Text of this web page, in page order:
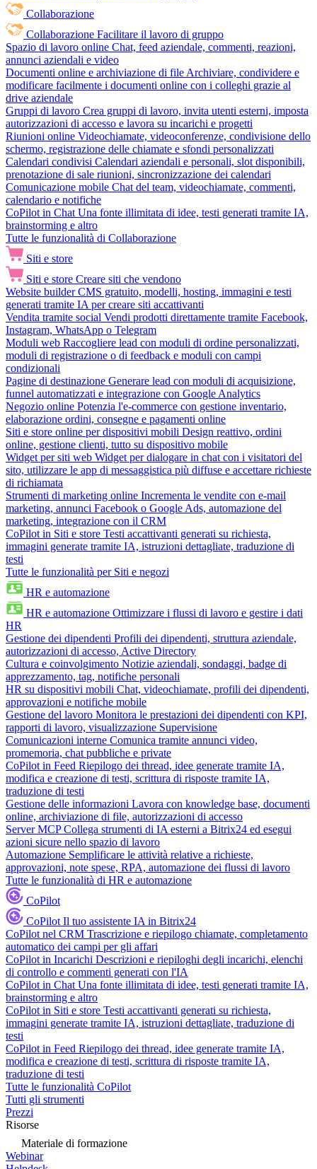
Collaborazione
Collaborazione Facilitare il lavoro di gruppo
Spazio di lavoro online Chat, feed aziendale, commenti, reazioni,
annunci aziendali e video
Documenti online e archiviazione di file Archiviare, condividere e
modificare facilmente i documenti online con i colleghi grazie al
drive aziendale
Gruppi di lavoro Crea gruppi di lavoro, invita utenti esterni, imposta
autorizzazioni di accesso e lavora su incarichi e progetti
Riunioni online Videochiamate, videoconferenze, condivisione dello
schermo, registrazione delle chiamate e sfondi personalizzati
Calendari condivisi Calendari aziendali e personali, slot disponibili,
prenotazione di sale riunioni, sincronizzazione dei calendari
Comunicazione mobile Chat del team, videochiamate, commenti,
calendario e notifiche
CoPilot in Chat Una fonte illimitata di idee, testi generati tramite IA,
brainstorming e altro
Tutte le funzionalità di Collaborazione
Siti e store
Siti e store Creare siti che vendono
Website builder CMS gratuito, modelli, hosting, immagini e testi
generati tramite IA per creare siti accattivanti
Vendita tramite social Vendi prodotti direttamente tramite Facebook,
Instagram, WhatsApp o Telegram
Moduli web Raccogliere lead con moduli di ordine personalizzati,
moduli di registrazione o di feedback e moduli con campi
condizionali
Pagine di destinazione Generare lead con moduli di acquisizione,
funnel automatizzati e integrazione con Google Analytics
Negozio online Potenzia l'e-commerce con gestione inventario,
elaborazione ordini, consegne e pagamenti online
Siti e store online per dispositivi mobili Design reattivo, ordini
online, gestione clienti, tutto su dispositivo mobile
Widget per siti web Widget per dialogare in chat con i visitatori del
sito, utilizzare le app di messaggistica più diffuse e accettare richieste
di richiamata
Strumenti di marketing online Incrementa le vendite con e-mail
marketing, annunci Facebook o Google Ads, automazione del
marketing, integrazione con il CRM
CoPilot in Siti e store Testi accattivanti generati su richiesta,
immagini generate tramite IA, istruzioni dettagliate, traduzione di
testi
Tutte le funzionalità per Siti e negozi
HR e automazione
HR e automazione Ottimizzare i flussi di lavoro e gestire i dati
HR
Gestione dei dipendenti Profili dei dipendenti, struttura aziendale,
autorizzazioni di accesso, Active Directory
Cultura e coinvolgimento Notizie aziendali, sondaggi, badge di
apprezzamento, tag, notifiche personali
HR su dispositivi mobili Chat, videochiamate, profili dei dipendenti,
approvazioni e notifiche mobile
Gestione del lavoro Monitora le prestazioni dei dipendenti con KPI,
rapporti di lavoro, visualizzazione Supervisione
Comunicazioni interne Comunica tramite annunci video,
promemoria, chat pubbliche e private
CoPilot in Feed Riepilogo dei thread, idee generate tramite IA,
modifica e creazione di testi, scrittura di risposte tramite IA,
traduzione di testi
Gestione delle informazioni Lavora con knowledge base, documenti
online, archiviazione di file, autorizzazioni di accesso
Server MCP Collega strumenti di IA esterni a Bitrix24 ed esegui
azioni sicure nello spazio di lavoro
Automazione Semplificare le attività relative a richieste,
approvazioni, note spese, RPA, automazione dei flussi di lavoro
Tutte le funzionalità di HR e automazione
CoPilot
CoPilot Il tuo assistente IA in Bitrix24
CoPilot nel CRM Trascrizione e riepilogo chiamate, completamento
automatico dei campi per gli affari
CoPilot in Incarichi Descrizioni e riepiloghi degli incarichi, elenchi
di controllo e commenti generati con l'IA
CoPilot in Chat Una fonte illimitata di idee, testi generati tramite IA,
brainstorming e altro
CoPilot in Siti e store Testi accattivanti generati su richiesta,
immagini generate tramite IA, istruzioni dettagliate, traduzione di
testi
CoPilot in Feed Riepilogo dei thread, idee generate tramite IA,
modifica e creazione di testi, scrittura di risposte tramite IA,
traduzione di testi
Tutte le funzionalità CoPilot
Tutti gli strumenti
Prezzi
Risorse
Materiale di formazione
Webinar